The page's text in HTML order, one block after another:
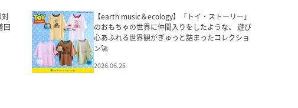
回
【earth music＆ecology】「トイ・ストーリー」
のおもちゃの世界に仲間入りをしたような、 遊び
心あふれる世界観がぎゅっと詰まったコレクショ
ン🚀
2026.06.25